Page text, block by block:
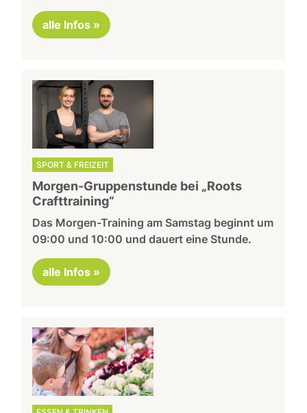
alle Infos »
SPORT & FREIZEIT
Morgen-Gruppenstunde bei „Roots
Crafttraining“
Das Morgen-Training am Samstag beginnt um
09:00 und 10:00 und dauert eine Stunde.
alle Infos »